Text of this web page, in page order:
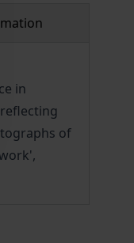
in
of